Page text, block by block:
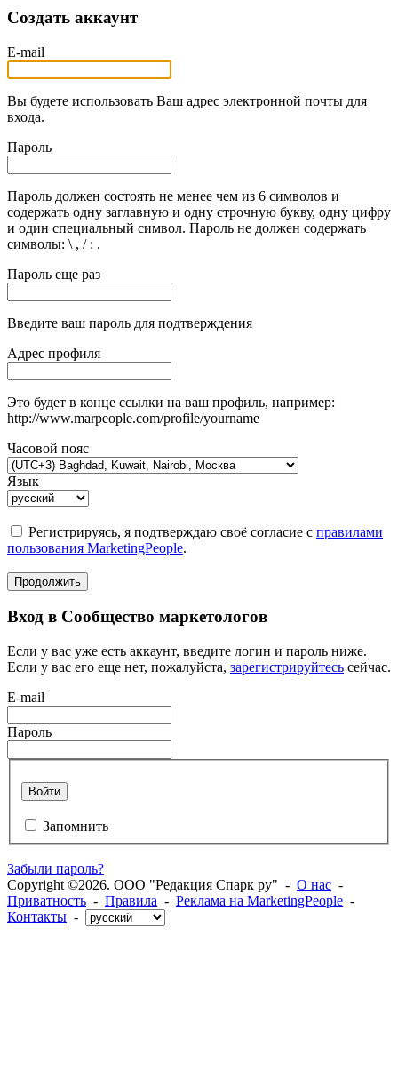
Создать аккаунт
E-mail
Вы будете использовать Ваш адрес электронной почты для
входа.
Пароль
Пароль должен состоять не менее чем из 6 символов и
содержать одну заглавную и одну строчную букву, одну цифру
и один специальный символ. Пароль не должен содержать
символы: \ , / : .
Пароль еще раз
Введите ваш пароль для подтверждения
Адрес профиля
Это будет в конце ссылки на ваш профиль, например:
http://www.marpeople.com/profile/yourname
Часовой пояс
Язык
Регистрируясь, я подтверждаю своё согласие с правилами
пользования MarketingPeople.
Продолжить
Вход в Сообщество маркетологов
Если у вас уже есть аккаунт, введите логин и пароль ниже.
Если у вас его еще нет, пожалуйста, зарегистрируйтесь сейчас.
E-mail
Пароль
Войти
Запомнить
Забыли пароль?
Copyright ©2026. ООО "Редакция Спарк ру" - О нас -
Приватность - Правила - Реклама на MarketingPeople -
Контакты -